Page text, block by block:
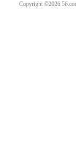
Copyright ©2026